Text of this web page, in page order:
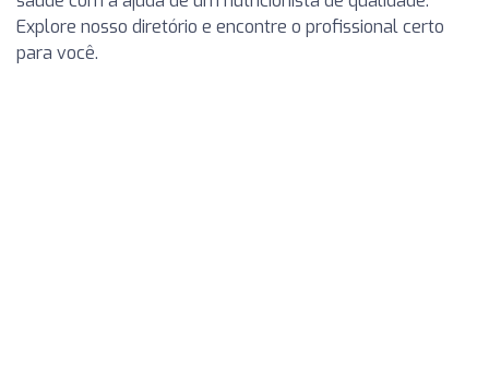
Explore nosso diretório e encontre o profissional certo
para você.